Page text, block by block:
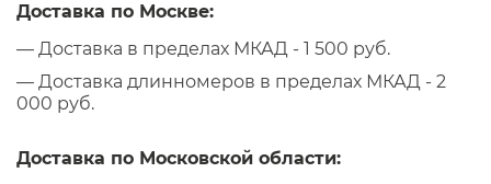
Доставка по Москве:
— Доставка в пределах МКАД - 1 500 руб.
— Доставка длинномеров в пределах МКАД - 2
000 руб.
Доставка по Московской области: